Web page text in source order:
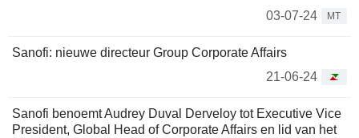
03-07-24
MT
Sanofi: nieuwe directeur Group Corporate Affairs
21-06-24
Sanofi benoemt Audrey Duval Derveloy tot Executive Vice
President, Global Head of Corporate Affairs en lid van het